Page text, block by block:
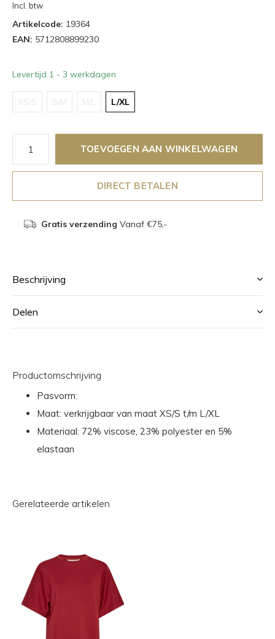
Incl. btw
Artikelcode: 19364
EAN: 5712808899230
Levertijd 1 - 3 werkdagen
XS/S S/M M/L L/XL
TOEVOEGEN AAN WINKELWAGEN
DIRECT BETALEN
Gratis verzending Vanaf €75,-
Beschrijving
Delen
Productomschrijving
Pasvorm:
Maat: verkrijgbaar van maat XS/S t/m L/XL
Materiaal: 72% viscose, 23% polyester en 5%
elastaan
Gerelateerde artikelen